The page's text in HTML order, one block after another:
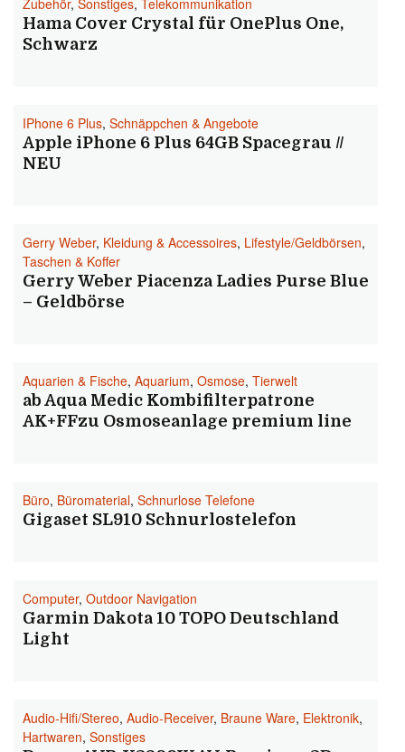
Zubehör, Sonstiges, Telekommunikation
Hama Cover Crystal für OnePlus One,
Schwarz
IPhone 6 Plus, Schnäppchen & Angebote
Apple iPhone 6 Plus 64GB Spacegrau //
NEU
Gerry Weber, Kleidung & Accessoires, Lifestyle/Geldbörsen,
Taschen & Koffer
Gerry Weber Piacenza Ladies Purse Blue
– Geldbörse
Aquarien & Fische, Aquarium, Osmose, Tierwelt
ab Aqua Medic Kombifilterpatrone
AK+FFzu Osmoseanlage premium line
Büro, Büromaterial, Schnurlose Telefone
Gigaset SL910 Schnurlostelefon
Computer, Outdoor Navigation
Garmin Dakota 10 TOPO Deutschland
Light
Audio-Hifi/Stereo, Audio-Receiver, Braune Ware, Elektronik,
Hartwaren, Sonstiges